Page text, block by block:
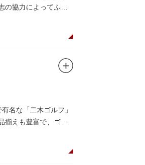
協力によってふぐ
名な「二木ゴルフ」
えも豊富で、ゴル